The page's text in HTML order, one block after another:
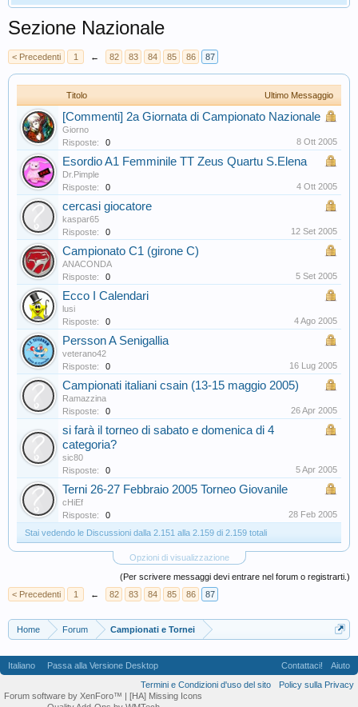
Sezione Nazionale
< Precedenti 1 ← 82 83 84 85 86 87
Titolo Ultimo Messaggio
[Commenti] 2a Giornata di Campionato Nazionale
Giorno
Risposte:
0 8 Ott 2005
Esordio A1 Femminile TT Zeus Quartu S.Elena
Dr.Pimple
Risposte:
0 4 Ott 2005
cercasi giocatore
kaspar65
Risposte:
0 12 Set 2005
Campionato C1 (girone C)
ANACONDA
Risposte:
0 5 Set 2005
Ecco I Calendari
lusi
Risposte:
0 4 Ago 2005
Persson A Senigallia
veterano42
Risposte:
0 16 Lug 2005
Campionati italiani csain (13-15 maggio 2005)
Ramazzina
Risposte:
0 26 Apr 2005
si farà il torneo di sabato e domenica di 4
categoria?
sic80
Risposte:
0 5 Apr 2005
Terni 26-27 Febbraio 2005 Torneo Giovanile
cHiEf
Risposte:
0
28 Feb 2005
Stai vedendo le Discussioni dalla 2.151 alla 2.159 di 2.159 totali
Opzioni di visualizzazione
(Per scrivere messaggi devi entrare nel forum o registrarti.)
< Precedenti
1 ← 82 83 84 85 86 87
Home Forum Campionati e Tornei
Italiano Passa alla Versione Desktop Contattaci!
Aiuto
Termini e Condizioni d'uso del sito
Policy sulla Privacy
Forum software by XenForo™ | [HA] Missing Icons